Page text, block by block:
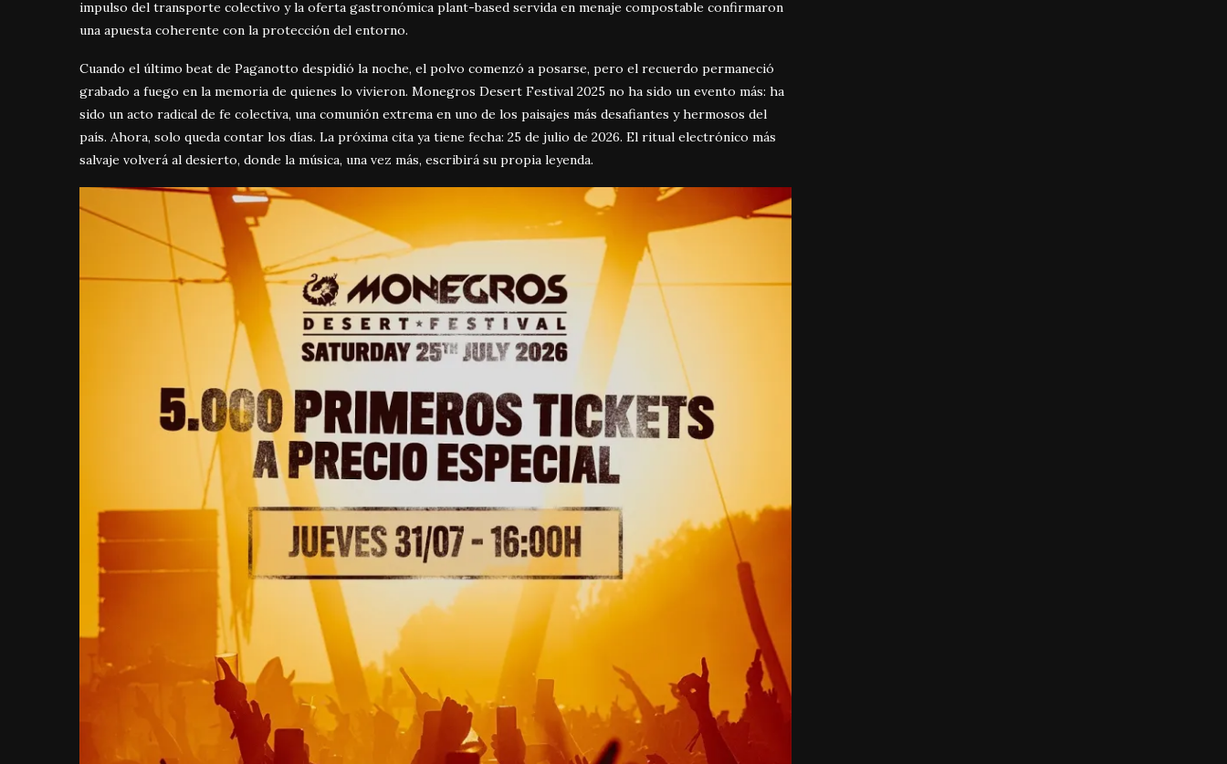
impulso del transporte colectivo y la oferta gastronómica plant-based servida en menaje compostable confirmaron
una apuesta coherente con la protección del entorno.
Cuando el último beat de Paganotto despidió la noche, el polvo comenzó a posarse, pero el recuerdo permaneció
grabado a fuego en la memoria de quienes lo vivieron. Monegros Desert Festival 2025 no ha sido un evento más: ha
sido un acto radical de fe colectiva, una comunión extrema en uno de los paisajes más desafiantes y hermosos del
país. Ahora, solo queda contar los días. La próxima cita ya tiene fecha: 25 de julio de 2026. El ritual electrónico más
salvaje volverá al desierto, donde la música, una vez más, escribirá su propia leyenda.